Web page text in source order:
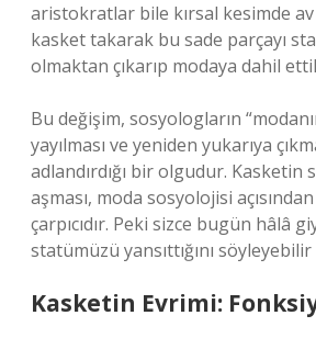
aristokratlar bile kırsal kesimde
kasket takarak bu sade parçayı
olmaktan çıkarıp modaya dahil
Bu değişim, sosyologların
yayılması ve yeniden yukarıya
adlandırdığı bir olgudur. Kasketin
aşması, moda sosyolojisi
çarpıcıdır. Peki sizce bugün hâlâ
statümüzü yansıttığını söyleyebilir
Kasketin Evrimi: